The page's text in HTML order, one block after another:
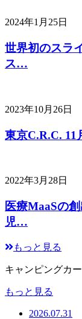
2024年1月25日
世界初のスラ
ス…
2023年10月26日
東京C.R.C.
2022年3月28日
医療MaaSの
児…
もっと見る
キャンピングカ
もっと見る
2026.07.31